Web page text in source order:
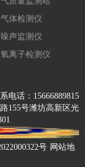
气体检测仪
噪声监测仪
离子检测仪
电话：15666889815
155号潍坊高新区光
号 网站地